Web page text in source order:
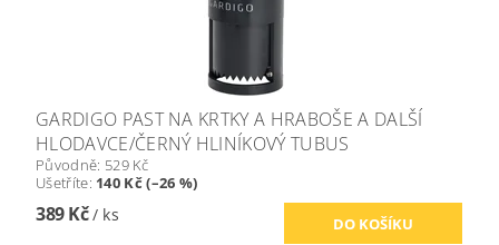
GARDIGO PAST NA KRTKY A HRABOŠE A DALŠÍ
HLODAVCE/ČERNÝ HLINÍKOVÝ TUBUS
Původně: 529 Kč
Ušetříte: 140 Kč (–26 %)
389 Kč/ ks